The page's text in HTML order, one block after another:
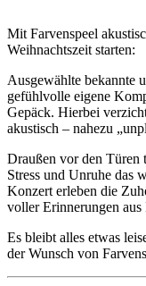
Mit Farvenspeel
Weihnachtszeit starten:
Ausgewählte bekannte
gefühlvolle eigene
Gepäck. Hierbei
akustisch – nahezu
Draußen vor den Türen
Stress und Unruhe das
Konzert erleben die
voller Erinnerungen
Es bleibt alles etwas
der Wunsch von